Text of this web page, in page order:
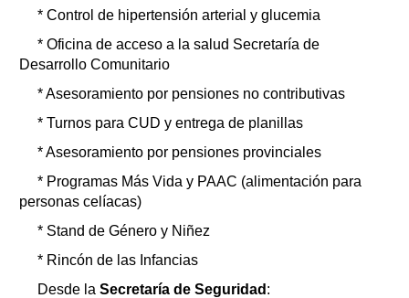
* Control de hipertensión arterial y glucemia
* Oficina de acceso a la salud Secretaría de
Desarrollo Comunitario
* Asesoramiento por pensiones no contributivas
* Turnos para CUD y entrega de planillas
* Asesoramiento por pensiones provinciales
* Programas Más Vida y PAAC (alimentación para
personas celíacas)
* Stand de Género y Niñez
* Rincón de las Infancias
Desde la Secretaría de Seguridad :